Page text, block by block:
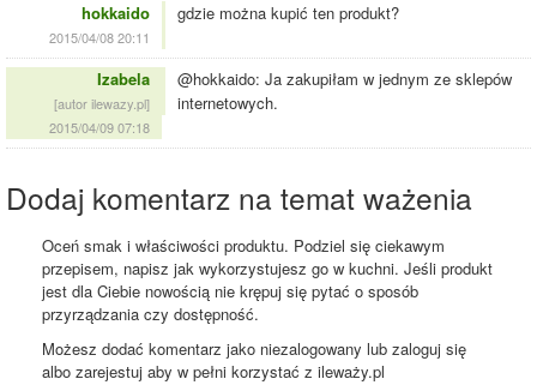
hokkaido
2015/04/08 20:11
gdzie można kupić ten produkt?
Izabela
[autor ilewazy.pl]
2015/04/09 07:18
@hokkaido: Ja zakupiłam w jednym ze sklepów
internetowych.
Dodaj komentarz na temat ważenia
Oceń smak i właściwości produktu. Podziel się ciekawym
przepisem, napisz jak wykorzystujesz go w kuchni. Jeśli produkt
jest dla Ciebie nowością nie krępuj się pytać o sposób
przyrządzania czy dostępność.
Możesz dodać komentarz jako niezalogowany lub zaloguj się
albo zarejestuj aby w pełni korzystać z ileważy.pl